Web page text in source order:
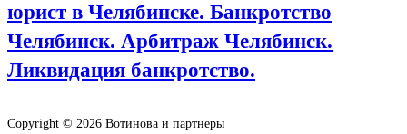
юрист в Челябинске. Банкротство
Челябинск. Арбитраж Челябинск.
Ликвидация банкротство.
Copyright © 2026 Вотинова и партнеры